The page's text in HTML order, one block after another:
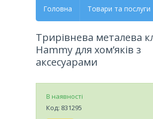
Головна Товари та послуги
Трирівнева металева
Hammy для хом’яків з
аксесуарами
В наявності
Код: 831295